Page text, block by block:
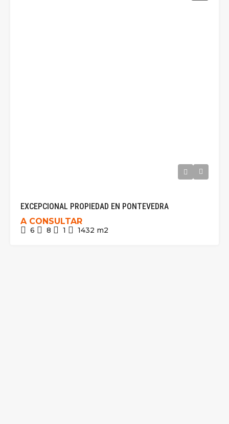
EXCEPCIONAL PROPIEDAD EN PONTEVEDRA
A CONSULTAR
6 8 1 1432 m2